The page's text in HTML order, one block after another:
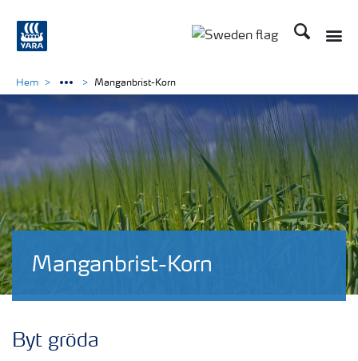
Sök
Manganbrist-Korn
Hem Manganbrist-Korn
Byt gröda